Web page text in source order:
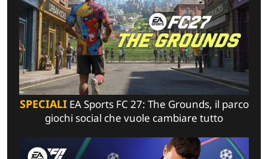
SPECIALIEA Sports FC 27: The Grounds, il parco
giochi social che vuole cambiare tutto